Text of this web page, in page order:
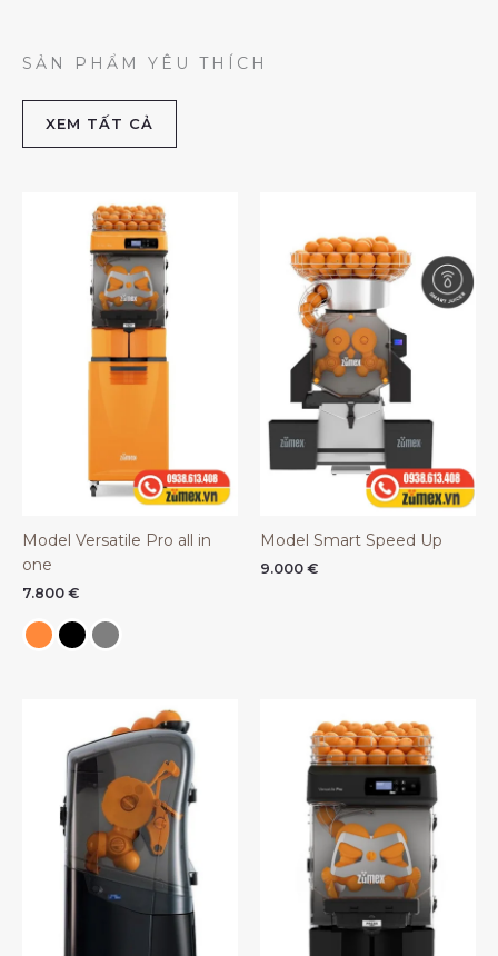
SẢN PHẨM YÊU THÍCH
XEM TẤT CẢ
Model Versatile Pro all in
one
7.800 €
Model Smart Speed Up
9.000 €